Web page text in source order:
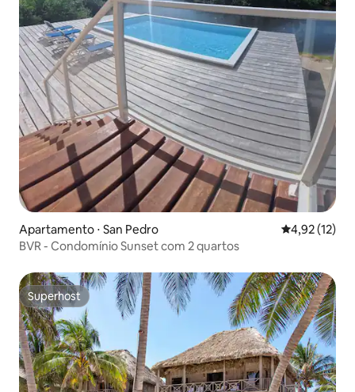
Apartamento ⋅ San Pedro 4,92 de uma
4,92 (12)
BVR - Condomínio Sunset com 2 quartos
Superhost
Superhost